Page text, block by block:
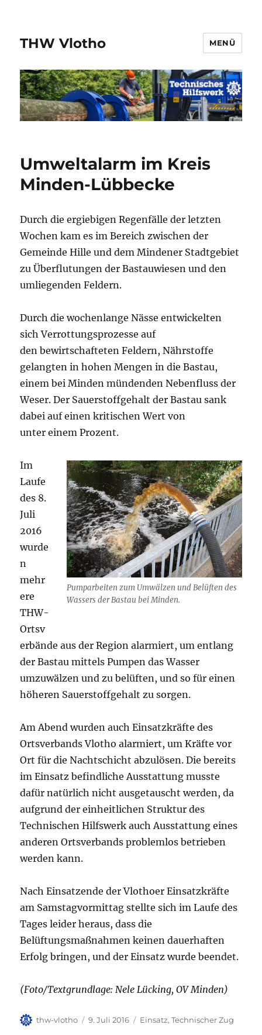
THW Vlotho MENÜ
Umweltalarm im Kreis
Minden-Lübbecke
Durch die ergiebigen Regenfälle der letzten
Wochen kam es im Bereich zwischen der
Gemeinde Hille und dem Mindener Stadtgebiet
zu Überflutungen der Bastauwiesen und den
umliegenden Feldern.
Durch die wochenlange Nässe entwickelten
sich Verrottungsprozesse auf
den bewirtschafteten Feldern, Nährstoffe
gelangten in hohen Mengen in die Bastau,
einem bei Minden mündenden Nebenfluss der
Weser. Der Sauerstoffgehalt der Bastau sank
dabei auf einen kritischen Wert von
unter einem Prozent.
Pumparbeiten zum Umwälzen und Belüften des
Wassers der Bastau bei Minden.
Im
Laufe
des 8.
Juli
2016
wurde
n
mehr
ere
THW-
Ortsv
erbände aus der Region alarmiert, um entlang
der Bastau mittels Pumpen das Wasser
umzuwälzen und zu belüften, und so für einen
höheren Sauerstoffgehalt zu sorgen.
Am Abend wurden auch Einsatzkräfte des
Ortsverbands Vlotho alarmiert, um Kräfte vor
Ort für die Nachtschicht abzulösen. Die bereits
im Einsatz befindliche Ausstattung musste
dafür natürlich nicht ausgetauscht werden, da
aufgrund der einheitlichen Struktur des
Technischen Hilfswerk auch Ausstattung eines
anderen Ortsverbands problemlos betrieben
werden kann.
Nach Einsatzende der Vlothoer Einsatzkräfte
am Samstagvormittag stellte sich im Laufe des
Tages leider heraus, dass die
Belüftungsmaßnahmen keinen dauerhaften
Erfolg bringen, und der Einsatz wurde beendet.
(Foto/Textgrundlage: Nele Lücking, OV Minden)
Autor
thw-vlotho
Veröffentlicht
9. Juli 2016 Kategorien
Einsatz,Technischer Zug